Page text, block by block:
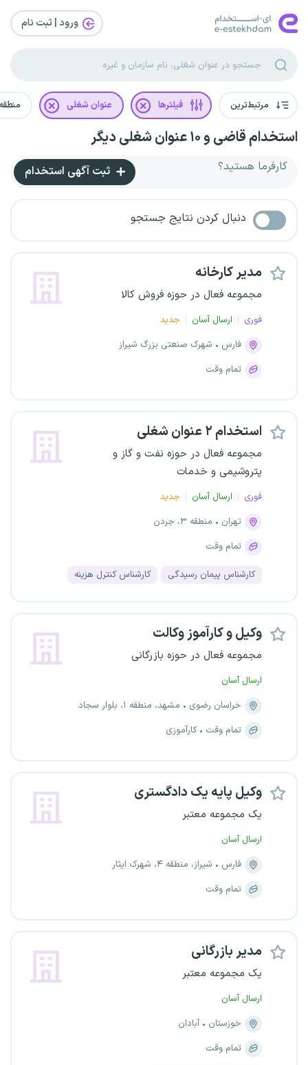
ورود | ثبت‌ نام
مرتبط‌ترین فیلترها عنوان شغلی
استخدام قاضی و ۱۰ عنوان شغلی دیگر
کارفرما هستید؟ ثبت آگهی استخدام
دنبال کردن نتایج جستجو
مدیر کارخانه
مجموعه فعال در حوزه فروش کالا
فوری ارسال آسان
جدید
فارس
شهرک صنعتی بزرگ شیراز
تمام وقت
استخدام ۲ عنوان شغلی
مجموعه فعال در حوزه نفت و گاز و
پتروشیمی و خدمات
فوری ارسال آسان
جدید
تهران
منطقه ۳، جردن
تمام وقت
کارشناس پیمان رسیدگی کارشناس کنترل هزینه
وکیل و کارآموز وکالت
مجموعه فعال در حوزه بازرگانی
ارسال آسان
خراسان رضوی
مشهد، منطقه ۱، بلوار سجاد
تمام وقت
کارآموزی
وکیل پایه یک دادگستری
یک مجموعه معتبر
ارسال آسان
فارس
شیراز، منطقه ۴، شهرک ایثار
تمام وقت
مدیر بازرگانی
یک مجموعه معتبر
ارسال آسان
خوزستان
آبادان
تمام وقت